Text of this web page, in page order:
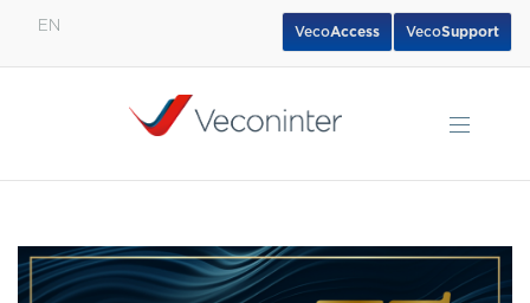
EN VecoSupport
VecoAccess